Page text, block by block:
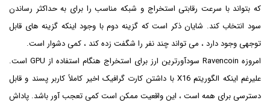
که بتواند با سرعت رقابتی استخراج و شبکه مناسب را برای به حداکثر رساندن
سود انتخاب کند. شایان ذکر است که گزینه دوم با وجود اینکه گزینه های قابل
توجهی وجود دارد ، می تواند چند نفر را شگفت زده کند ، کمی دشوار است.
امروزه Ravencoin سودآورترین ارز برای استخراج هنگام استفاده از GPU است.
علیرغم اینکه الگوریتم X16 با داشتن کارت گرافیک اخیر کاملاً کاربر پسند و قابل
دسترسی برای همه است ، این واقعیت ممکن است کمی تعجب آور باشد. پاداش